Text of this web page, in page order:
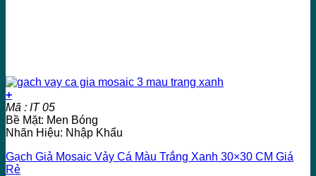
+
Mã : IT 05
Bề Mặt: Men Bóng
Nhãn Hiệu: Nhập Khẩu
Gạch Giả Mosaic Vảy Cá Màu Trắng Xanh 30×30 CM Giá
Rẻ